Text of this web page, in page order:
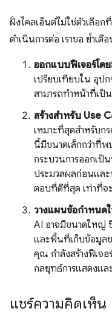
ฝั่งไคลเอ็นต์ไม่ใช่ตัวเลือ
ดำเนินการต่อ เราขอ ย้ำเ
ออกแบบฟีเจอร์โด
เปรียบเทียบใน อุป
สามารถทำหน้าที่เป็
สร้างสำหรับ Use
เหมาะที่สุดสำหรับกร
นี้มีขนาดเล็กกว่าที่พ
กระบวนการออกเป็
ประมวลผลก่อนและ
ตอบที่ดีที่สุด เท่าที่จ
วางแผนข้อกำหนด
AI อาจมีขนาดใหญ่
และพื้นที่เก็บข้อมูล
คุณ กำลังสร้างฟีเจ
กลยุทธ์การแสดงแ
แชร์ความคิดเห็น